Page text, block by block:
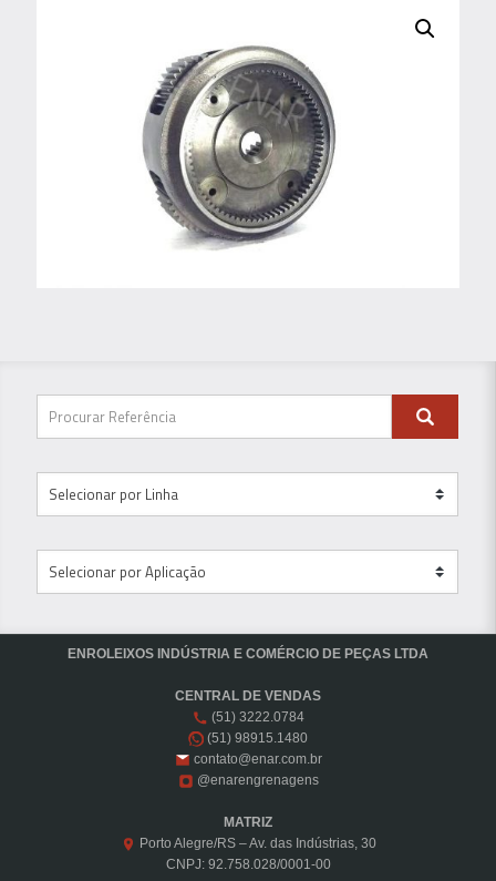
ENROLEIXOS INDÚSTRIA E COMÉRCIO DE PEÇAS LTDA
CENTRAL DE VENDAS
(51) 3222.0784
(51) 98915.1480
contato@enar.com.br
@enarengrenagens
MATRIZ
Porto Alegre/RS – Av. das Indústrias, 30
CNPJ: 92.758.028/0001-00